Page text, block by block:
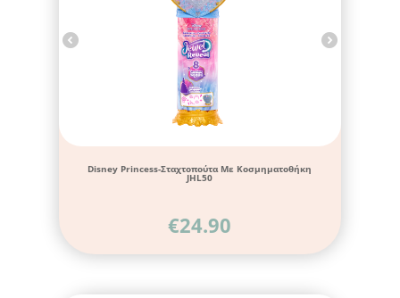
Disney Princess-Σταχτοπούτα Με Κοσμηματοθήκη
JHL50
€24.90